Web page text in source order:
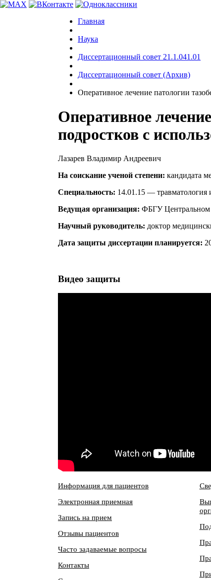
Главная
Наука
Диссертационный совет 21.1.041.01
Диссертационный совет (Архив)
Оперативное лечение патологии
Оперативное
подростков с
Лазарев Владимир Андреевич
На соискание ученой степени: кандидата
Специальность: 14.01.15 — травматология
Ведущая организация: ФБГУ Центральном
Научный руководитель: доктор
Дата защиты диссертации планируется:
Видео защиты
Информация для пациентов
Электронная приемная
Запись на прием
Отзывы пациентов
Часто задаваемые вопросы
Контакты